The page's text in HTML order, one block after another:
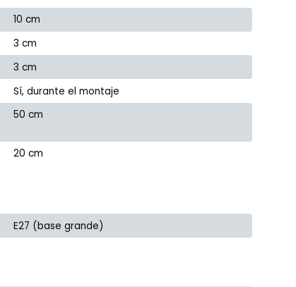
10 cm
3 cm
3 cm
Sí, durante el montaje
50 cm
20 cm
E27 (base grande)